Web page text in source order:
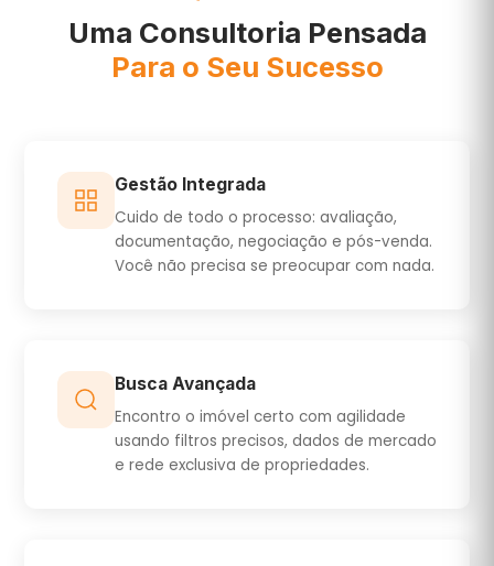
Uma Consultoria Pensada
Para o Seu Sucesso
Gestão Integrada
Cuido de todo o processo: avaliação,
documentação, negociação e pós-venda.
Você não precisa se preocupar com nada.
Busca Avançada
Encontro o imóvel certo com agilidade
usando filtros precisos, dados de mercado
e rede exclusiva de propriedades.